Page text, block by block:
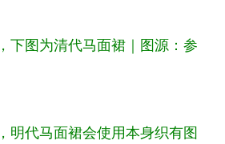
下图为清代马面裙｜图源：参
明代马面裙会使用本身织有图